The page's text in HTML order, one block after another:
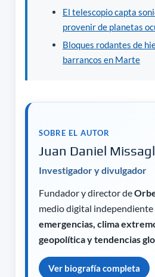
El telescopio capta
provenir de planetas
Bloques rodantes de
barrancos en Marte
SOBRE EL AUTOR
Juan Daniel
Investigador y divulgador
Fundador y director de
medio digital independiente
emergencias, clima
geopolítica y tendencias
Ver biografía completa